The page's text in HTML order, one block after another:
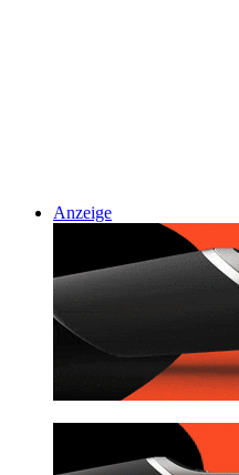
Anzeige